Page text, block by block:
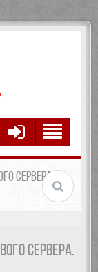
СЕРВЕРА.
СЕРВЕРА.